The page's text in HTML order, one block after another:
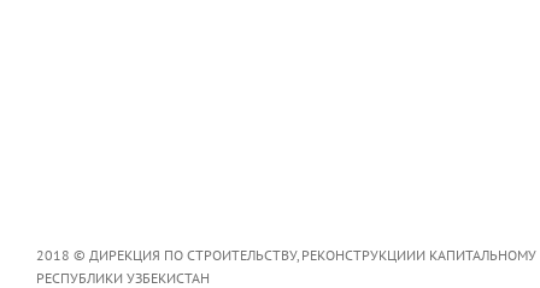
2018 © ДИРЕКЦИЯ ПО СТРОИТЕЛЬСТВУ, РЕКОНСТРУКЦИИИ
РЕСПУБЛИКИ УЗБЕКИСТАН